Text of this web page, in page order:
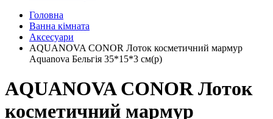
Головна
Ванна кімната
Аксесуари
AQUANOVA CONOR Лоток косметичний мармур
Aquanova Бельгія 35*15*3 см(р)
AQUANOVA CONOR Лоток
косметичний мармур